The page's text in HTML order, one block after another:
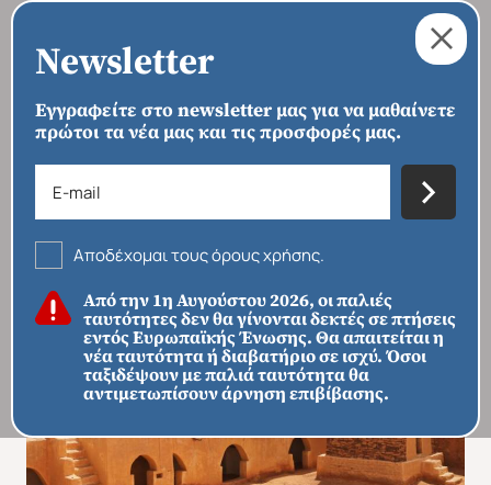
Newsletter
Εγγραφείτε στο newsletter μας για να μαθαίνετε
πρώτοι τα νέα μας και τις προσφορές μας.
Αποδέχομαι τους όρους χρήσης.
Από την 1η Αυγούστου 2026, οι παλιές
ταυτότητες δεν θα γίνονται δεκτές σε πτήσεις
εντός Ευρωπαϊκής Ένωσης. Θα απαιτείται η
νέα ταυτότητα ή διαβατήριο σε ισχύ. Όσοι
ταξιδέψουν με παλιά ταυτότητα θα
αντιμετωπίσουν άρνηση επιβίβασης.
ΑΡΧΙΚΗ › ΠΡΟΟΡΙΣΜΟΙ › ΑΦΡΙΚΉ